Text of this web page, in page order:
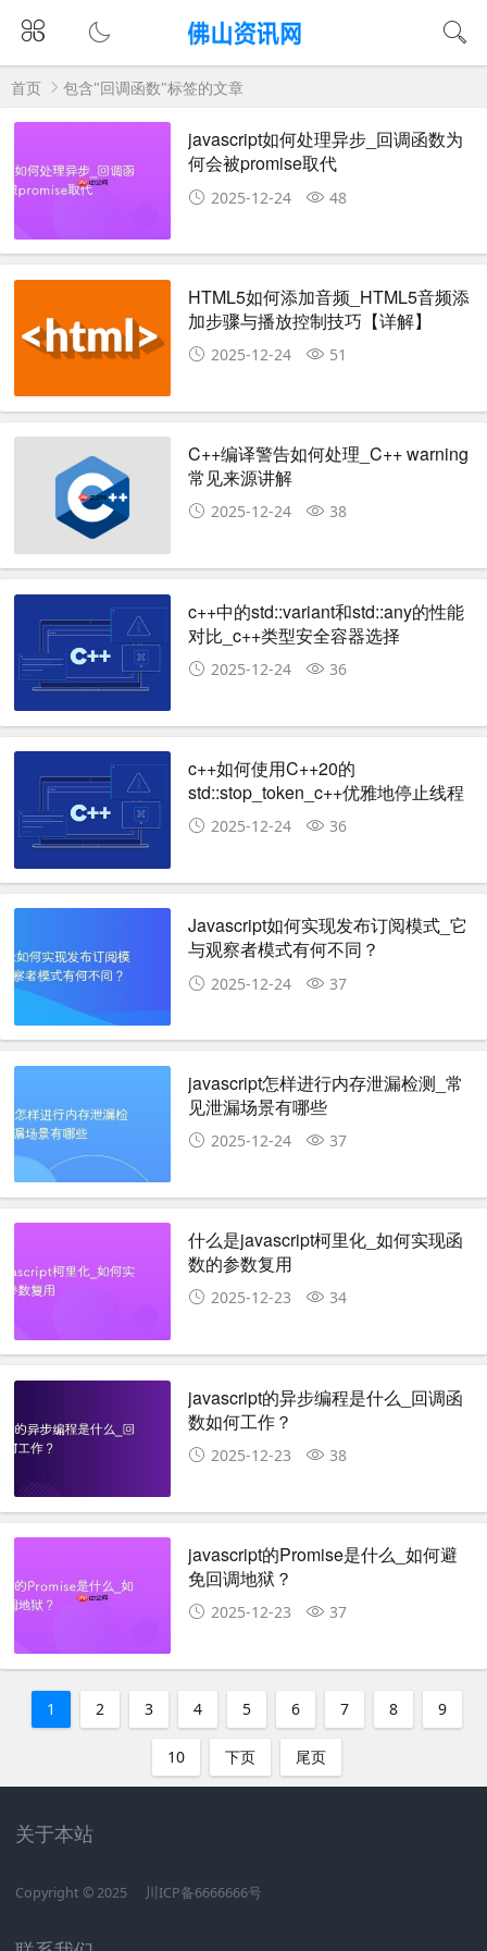
首页 包含"回调函数"标签的文章
javascript如何处理异步_回调函数为
何会被promise取代
2025-12-24 48
HTML5如何添加音频_HTML5音频添
加步骤与播放控制技巧【详解】
2025-12-24 51
C++编译警告如何处理_C++ warning
常见来源讲解
2025-12-24 38
c++中的std::variant和std::any的性能
对比_c++类型安全容器选择
【C++17】
2025-12-24 36
c++如何使用C++20的
std::stop_token_c++优雅地停止线程
2025-12-24 36
Javascript如何实现发布订阅模式_它
与观察者模式有何不同？
2025-12-24 37
javascript怎样进行内存泄漏检测_常
见泄漏场景有哪些
2025-12-24 37
什么是javascript柯里化_如何实现函
数的参数复用
2025-12-23 34
javascript的异步编程是什么_回调函
数如何工作？
2025-12-23 38
javascript的Promise是什么_如何避
免回调地狱？
2025-12-23 37
1 2 3 4 5 6 7 8 9
10 下页 尾页
关于本站
Copyright © 2025 川ICP备6666666号